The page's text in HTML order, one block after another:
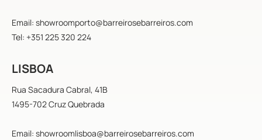
Email: showroomporto@barreirosebarreiros.com
Tel: +351 225 320 224
LISBOA
Rua Sacadura Cabral, 41B
1495-702 Cruz Quebrada
Email: showroomlisboa@barreirosebarreiros.com